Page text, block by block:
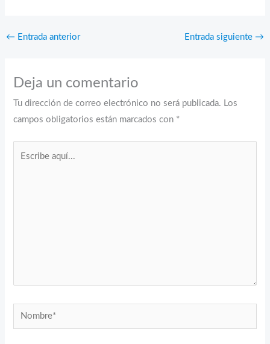
← Entrada anterior Entrada siguiente →
Deja un comentario
Tu dirección de correo electrónico no será publicada. Los
campos obligatorios están marcados con *
Nombre*